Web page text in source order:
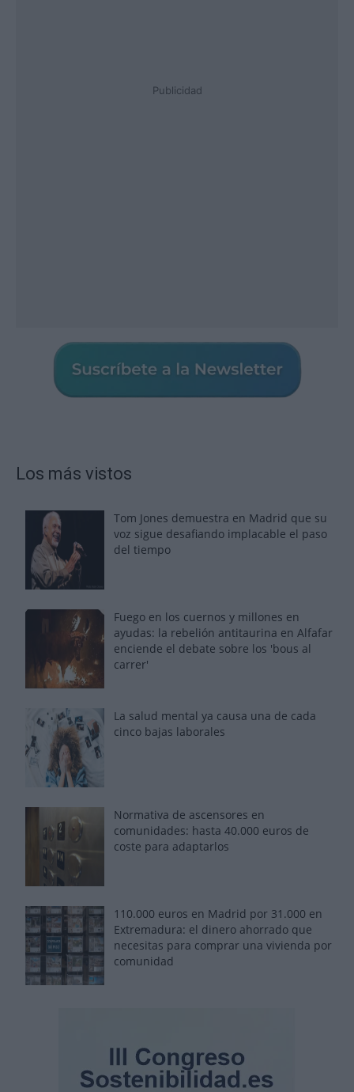
Publicidad
Los más vistos
Tom Jones demuestra en Madrid que su
voz sigue desafiando implacable el paso
del tiempo
Fuego en los cuernos y millones en
ayudas: la rebelión antitaurina en Alfafar
enciende el debate sobre los 'bous al
carrer'
La salud mental ya causa una de cada
cinco bajas laborales
Normativa de ascensores en
comunidades: hasta 40.000 euros de
coste para adaptarlos
110.000 euros en Madrid por 31.000 en
Extremadura: el dinero ahorrado que
necesitas para comprar una vivienda por
comunidad